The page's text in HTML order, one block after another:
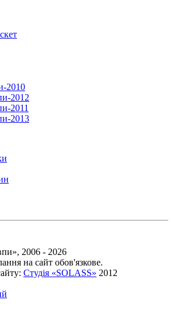
2010
2012
2011
2013
2006 - 2026
на сайт обов'язкове.
Студія «SOLASS» 2012